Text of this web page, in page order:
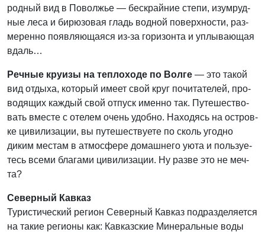
род­ный вид в Повол­жье — бес­край­ние сте­пи, изу­мруд­
ные леса и бирю­зо­вая гладь вод­ной поверх­но­сти, раз­
ме­рен­но появ­ля­ю­ща­я­ся из-за гори­зон­та и уплы­ва­ю­щая
вдаль…
Реч­ные кру­и­зы на теп­ло­хо­де по Вол­ге — это такой
вид отды­ха, кото­рый име­ет свой круг почи­та­те­лей, про­
во­дя­щих каж­дый свой отпуск имен­но так. Путе­ше­ство­
вать вме­сте с оте­лем очень удоб­но. Нахо­дясь на ост­ров­
ке циви­ли­за­ции, вы путе­ше­ству­е­те по сколь угод­но
диким местам в атмо­сфе­ре домаш­не­го уюта и поль­зу­е­
тесь все­ми бла­га­ми циви­ли­за­ции. Ну раз­ве это не меч­
та?
Северный Кавказ
Тури­сти­че­ский реги­он Север­ный Кав­каз под­раз­де­ля­ет­ся
на такие реги­о­ны как: Кав­каз­ские Мине­раль­ные воды